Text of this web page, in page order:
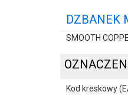
DZBANEK
SMOOTH
Kod kreskowy